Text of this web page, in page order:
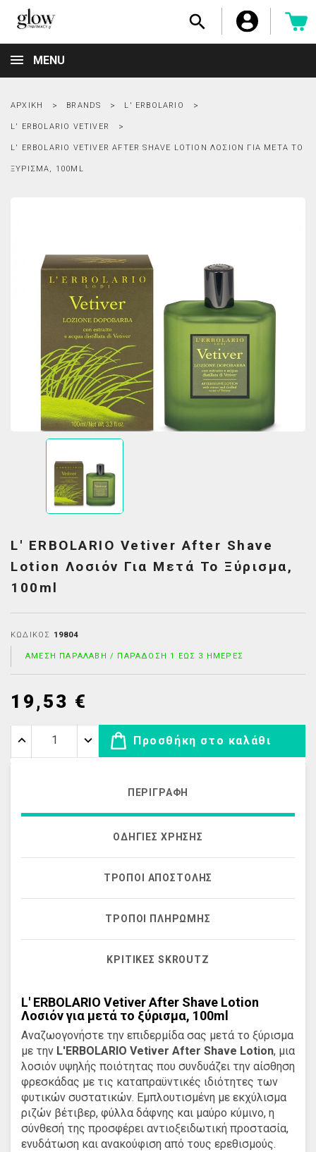

MENU
ΑΡΧΙΚΉ BRANDS L' ERBOLARIO
L' ERBOLARIO VETIVER
L' ERBOLARIO VETIVER AFTER SHAVE LOTION ΛΟΣΙΌΝ ΓΙΑ ΜΕΤΆ ΤΟ
ΞΎΡΙΣΜΑ, 100ML
L' ERBOLARIO Vetiver After Shave
Lotion Λοσιόν Για Μετά Το Ξύρισμα,
100ml
ΚΩΔΙΚΌΣ 19804
ΆΜΕΣΗ ΠΑΡΑΛΑΒΉ / ΠΑΡΆΔΟΣΗ 1 ΈΩΣ 3 ΗΜΈΡΕΣ
19,53 €
Προσθήκη στο καλάθι
ΠΕΡΙΓΡΑΦΉ
ΟΔΗΓΊΕΣ ΧΡΉΣΗΣ
ΤΡΌΠΟΙ ΑΠΟΣΤΟΛΉΣ
ΤΡΌΠΟΙ ΠΛΗΡΩΜΉΣ
ΚΡΙΤΙΚΈΣ SKROUTZ
L' ERBOLARIO Vetiver After Shave Lotion
Λοσιόν για μετά το ξύρισμα, 100ml
Αναζωογονήστε την επιδερμίδα σας μετά το ξύρισμα
με την L'ERBOLARIO Vetiver After Shave Lotion, μια
λοσιόν υψηλής ποιότητας που συνδυάζει την αίσθηση
φρεσκάδας με τις καταπραϋντικές ιδιότητες των
φυτικών συστατικών. Εμπλουτισμένη με εκχύλισμα
ριζών βέτιβερ, φύλλα δάφνης και μαύρο κύμινο, η
σύνθεσή της προσφέρει αντιοξειδωτική προστασία,
ενυδάτωση και ανακούφιση από τους ερεθισμούς.